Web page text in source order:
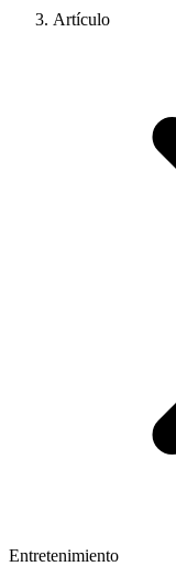
Artículo
Entretenimiento